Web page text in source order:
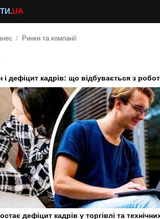
UA
Ринки та компанії
і дефіцит кадрів: що відбувається з
дефіцит кадрів у торгівлі та